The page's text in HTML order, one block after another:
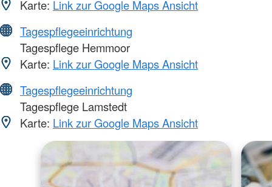
Karte: Link zur Google Maps Ansicht
Tagespflegeeinrichtung
Tagespflege Hemmoor
Karte: Link zur Google Maps Ansicht
Tagespflegeeinrichtung
Tagespflege Lamstedt
Karte: Link zur Google Maps Ansicht